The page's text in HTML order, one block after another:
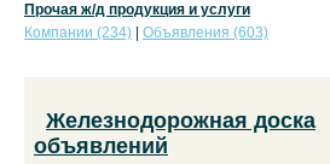
Прочая ж/д продукция и услуги
Компании (234)
Объявления (603)
Железнодорожная доска
объявлений